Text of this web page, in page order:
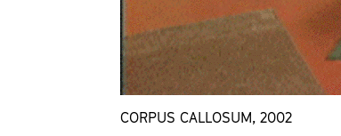
CORPUS CALLOSUM, 2002